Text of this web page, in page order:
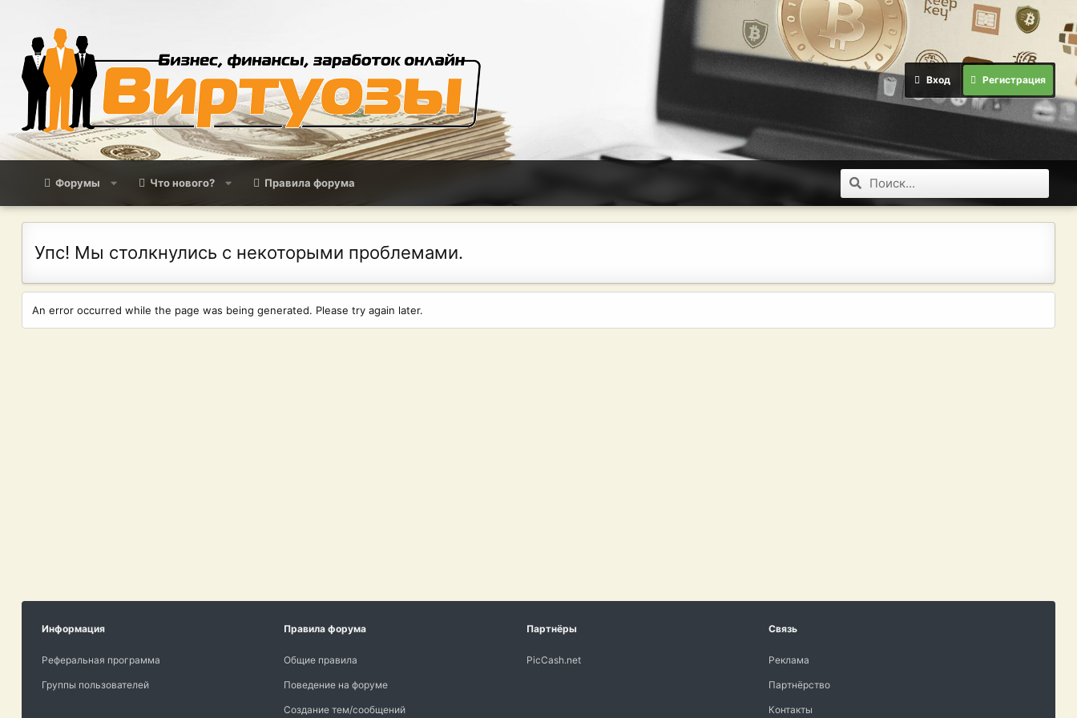
Вход Регистрация
Форумы Что нового? Правила форума
Упс! Мы столкнулись с некоторыми проблемами.
An error occurred while the page was being generated. Please try again later.
Информация
Реферальная программа
Группы пользователей
Правила форума
Общие правила
Поведение на форуме
Создание тем/сообщений
Партнёры
PicCash.net
Связь
Реклама
Партнёрство
Контакты